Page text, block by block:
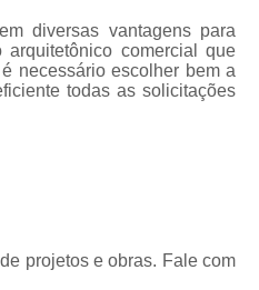
Escritório Arquitetura
Escritório de Arquitetura
Escritório de Arquitetura
Projeto de Arquitetura para
diversas vantagens para
comercial que
necessário escolher bem a
todas as solicitações
projetos e obras. Fale com